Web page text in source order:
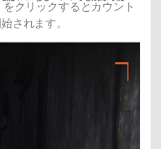
クリックするとカウント
されます。